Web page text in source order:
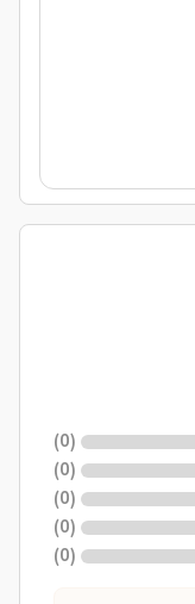
(
0
)
(
0
)
(
0
)
(
0
)
(
0
)